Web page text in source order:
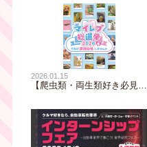
2026.01.15
【爬虫類・両生類好き必見】
選挙』開催！ レプタイルズ
フィーバー 2026 Winter